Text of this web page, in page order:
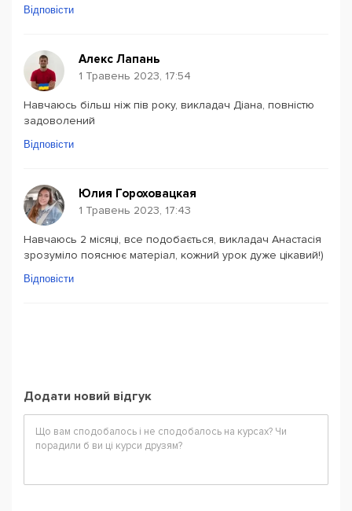
Відповісти
Алекс Лапань
1 Травень 2023, 17:54
Навчаюсь більш ніж пів року, викладач Діана, повністю
задоволений
Відповісти
Юлия Гороховацкая
1 Травень 2023, 17:43
Навчаюсь 2 місяці, все подобається, викладач Анастасія
зрозуміло пояснює матеріал, кожний урок дуже цікавий!)
Відповісти
Додати новий відгук